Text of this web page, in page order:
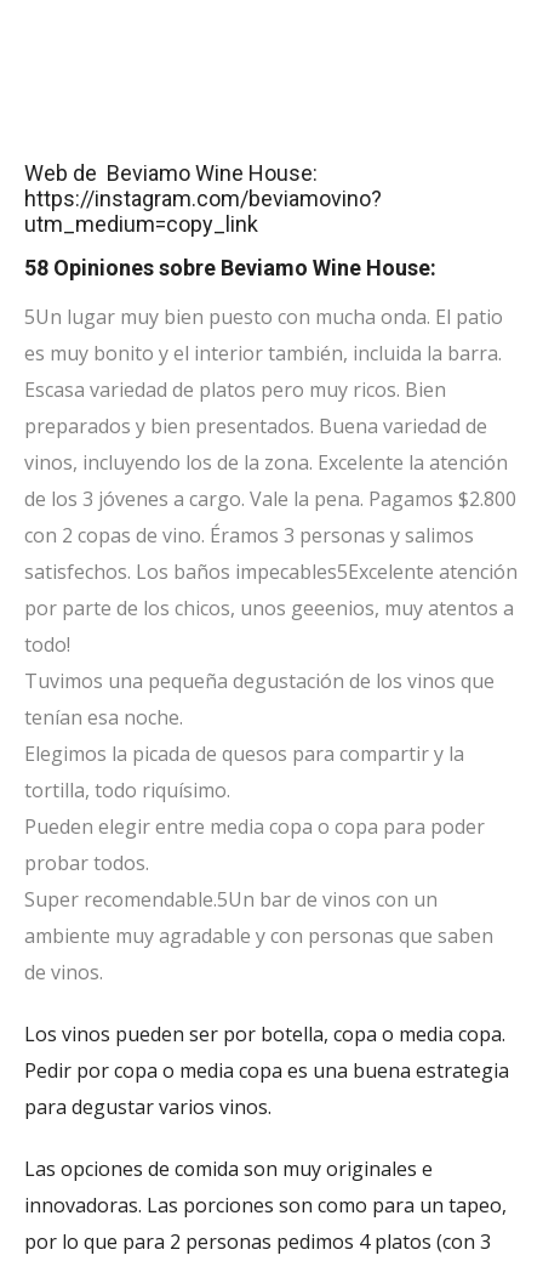
Web de Beviamo Wine House:
https://instagram.com/beviamovino?
utm_medium=copy_link
58 Opiniones sobre Beviamo Wine House:
5Un lugar muy bien puesto con mucha onda. El patio
es muy bonito y el interior también, incluida la barra.
Escasa variedad de platos pero muy ricos. Bien
preparados y bien presentados. Buena variedad de
vinos, incluyendo los de la zona. Excelente la atención
de los 3 jóvenes a cargo. Vale la pena. Pagamos $2.800
con 2 copas de vino. Éramos 3 personas y salimos
satisfechos. Los baños impecables5Excelente atención
por parte de los chicos, unos geeenios, muy atentos a
todo!
Tuvimos una pequeña degustación de los vinos que
tenían esa noche.
Elegimos la picada de quesos para compartir y la
tortilla, todo riquísimo.
Pueden elegir entre media copa o copa para poder
probar todos.
Super recomendable.5Un bar de vinos con un
ambiente muy agradable y con personas que saben
de vinos.
Los vinos pueden ser por botella, copa o media copa.
Pedir por copa o media copa es una buena estrategia
para degustar varios vinos.
Las opciones de comida son muy originales e
innovadoras. Las porciones son como para un tapeo,
por lo que para 2 personas pedimos 4 platos (con 3